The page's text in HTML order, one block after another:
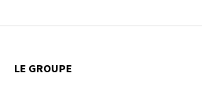
LE GROUPE